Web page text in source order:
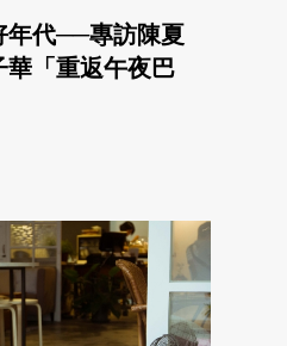
年代──專訪陳夏
華「重返午夜巴